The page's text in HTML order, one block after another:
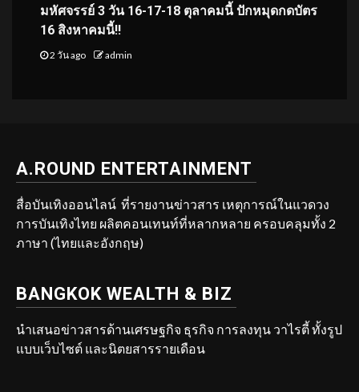
มหัศจรรย์ 3 วัน 16-17-18 ตุลาคมนี้ ปักหมุดกดบัตร
16 สิงหาคมนี้!!
2 วัน ago admin
A.ROUND ENTERTAINMENT
สื่อบันเทิงออนไลน์ ที่รายงานข่าวสาร เหตุการณ์ในแวดวง
การบันเทิงไทย ผลิตคอนเทนท์ที่หลากหลาย ครอบคลุมทั้ง 2
ภาษา (ไทยและอังกฤษ)
BANGKOK WEALTH & BIZ
นำเสนอข่าวสารด้านเศรษฐกิจ ธุรกิจ การลงทุน วาไรตี้ ทั้งรูป
แบบเว็บไซต์ และนิตยสารรายเดือน